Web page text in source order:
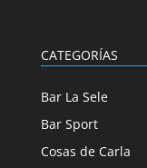
CATEGORÍAS
Bar La Sele
Bar Sport
Cosas de Carla